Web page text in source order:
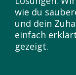
wie du
und dein
einfach
gezeigt.